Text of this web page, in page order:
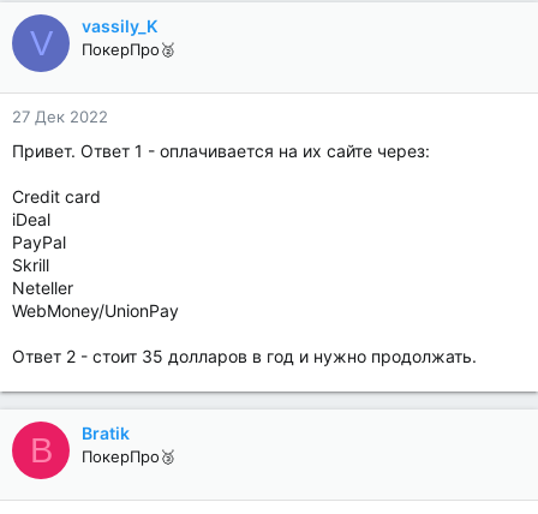
V vassily_K
ПокерПро🥈
27 Дек 2022
Привет. Ответ 1 - оплачивается на их сайте через:
Credit card
iDeal
PayPal
Skrill
Neteller
WebMoney/UnionPay
Ответ 2 - стоит 35 долларов в год и нужно продолжать.
B Bratik
ПокерПро🥉